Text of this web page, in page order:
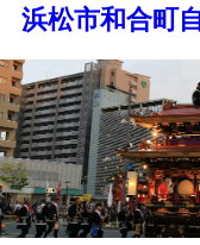
浜松市和合町